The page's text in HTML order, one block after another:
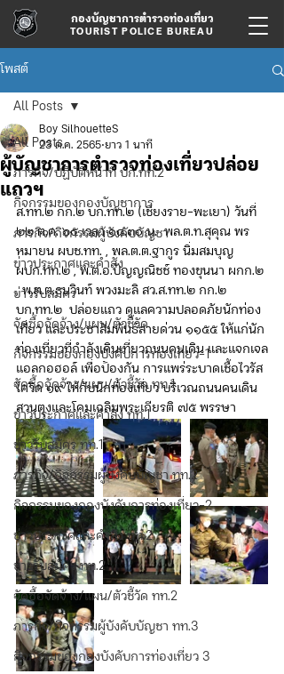
กองบัญชาการตำรวจท่องเที่ยว
TOURIST POLICE BUREAU
โพสต์
All Posts
ภารกิจ/ปฏิบัติหน้าที่ บก.ทท.2
กิจกรรมของกองบัญชาการ
ภารกิจ/กิจกรรมผู้บังคับบัญชา
ข่าวประกาศและคำสั่ง
ข่าวรับสมัคร
จัดซื้อจัดจ้าง/แผน/ตัวชี้วัด
กิจกรรมของกองบังคับการท่องเที่ยว-1
จัดซื้อจัดจ้าง/แผน/ตัวชี้วัด ทท.1
ข่าวประกาศและคำสั่ง ทท.1
ข่าวรับสมัคร ทท.1
ภารกิจ/กิจกรรมผู้บังคับบัญชา ทท.2
กิจกรรมของกองบังคับการท่องเที่ยว-2
ข่าวประกาศและคำสั่ง ทท.2
ข่าวรับสมัคร ทท.2
จัดซื้อจัดจ้าง/แผน/ตัวชี้วัด ทท.2
ภารกิจ/กิจกรรมผู้บังคับบัญชา ทท.3
กิจกรรมของกองบังคับการท่องเที่ยว 3
All Posts
ผู้บัญชาการตำรวจท่องเที่ยวปล่อย
แถวฯ
Boy SilhouetteS
23 ต.ค. 2565 ยาว 1 นาที
ส.ทท.๒ กก.๒ บก.ทท.๒ (เชียงราย-พะเยา) วันที่
๒๒ ต.ค. ๖๕ เวลา ๑๘.๓๐ น.  พล.ต.ท.สุคุณ พร
หมายน ผบช.ทท. , พล.ต.ต.ฐากูร นิ่มสมบุญ
ผบก.ทท.๒ , พ.ต.อ.ปัญญณิชช์ ทองขุนนา ผกก.๒
, พ.ต.ต.ธนวินท์ พวงมะลิ สว.ส.ทท.๒ กก.๒
บก.ทท.๒  ปล่อยแถว ดูแลความปลอดภัยนักท่อง
เที่ยว และประชาสัมพันธ์สายด่วน ๑๑๕๕ ให้แก่นัก
ท่องเที่ยวที่กำลังเดินเที่ยวถนนคนเดิน และแจกเจล
แอลกอฮอล์ เพื่อป้องกัน การแพร่ระบาดเชื้อไวรัส
โควิด ๑๙ ให้กับนักท่องเที่ยว บริเวณถนนคนเดิน
สวนตุงและโคมเฉลิมพระเกียรติ ๗๕ พรรษา